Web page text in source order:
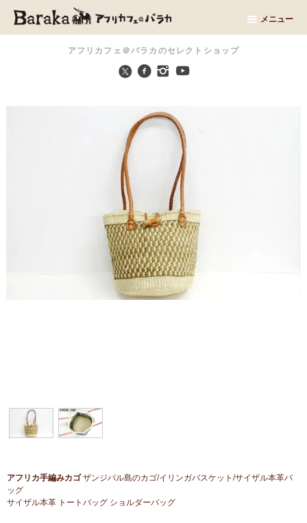
アフリカフェ＠バラカのセレクトショップ
メニュー
アフリカ手編みカゴザンジバル島のカゴ/イリンガバスケット/サイザル本革バ
ッグ
サイザル本革 トートバッグ ショルダーバッグ